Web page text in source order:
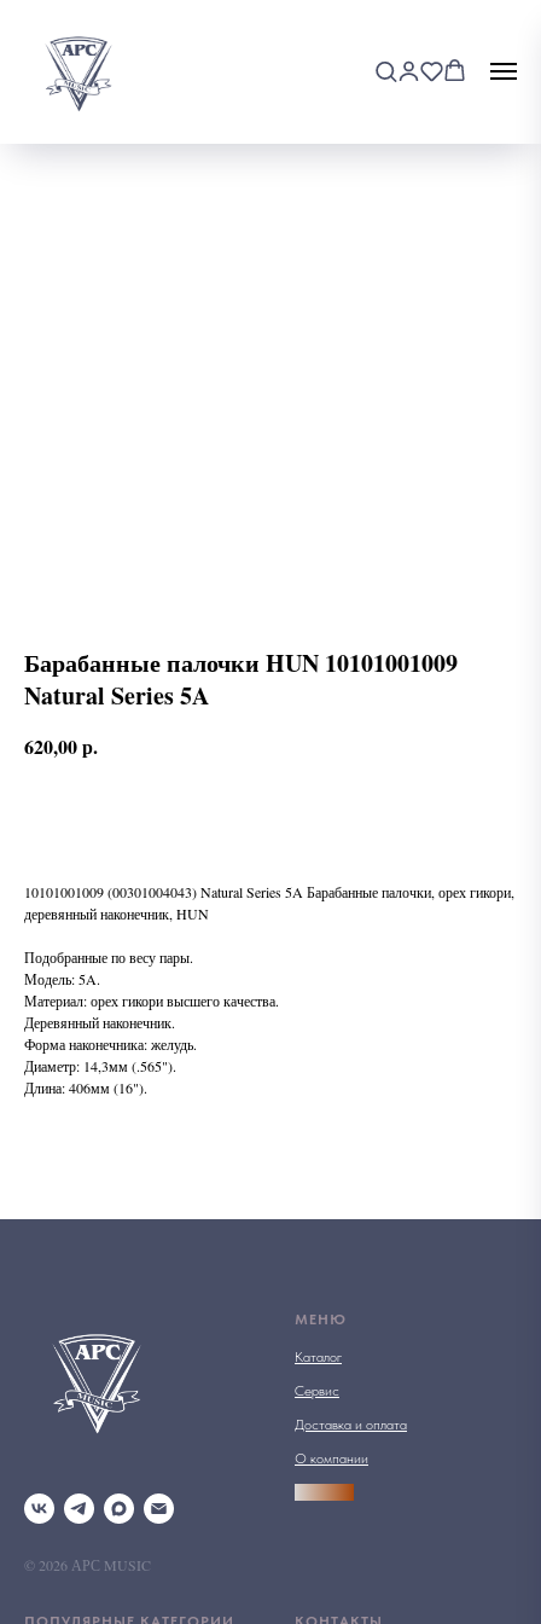
Барабанные палочки HUN 10101001009
Natural Series 5A
620,00р.
10101001009 (00301004043) Natural Series 5A Барабанные палочки, орех гикори,
деревянный наконечник, HUN
Подобранные по весу пары.
Модель: 5A.
Материал: орех гикори высшего качества.
Деревянный наконечник.
Форма наконечника: желудь.
Диаметр: 14,3мм (.565").
Длина: 406мм (16").
© 2026 АРС MUSIC
МЕНЮ
Каталог
Сервис
Доставка и оплата
О компании